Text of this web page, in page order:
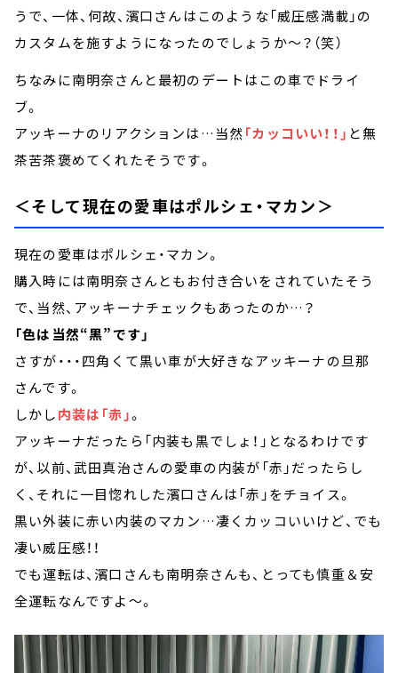
うで、一体、何故、濱口さんはこのような「威圧感満載」の
カスタムを施すようになったのでしょうか～？（笑）
ちなみに南明奈さんと最初のデートはこの車でドライ
ブ。
アッキーナのリアクションは…当然「カッコいい！！」 と無
茶苦茶褒めてくれたそうです。
＜そして現在の愛車はポルシェ・マカン＞
現在の愛車はポルシェ・マカン。
購入時には南明奈さんともお付き合いをされていたそう
で、当然、アッキーナチェックもあったのか…？
「色は当然“黒”です」
さすが・・・四角くて黒い車が大好きなアッキーナの旦那
さんです。
しかし内装は「赤」。
アッキーナだったら「内装も黒でしょ！」となるわけです
が、以前、武田真治さんの愛車の内装が「赤」だったらし
く、それに一目惚れした濱口さんは「赤」をチョイス。
黒い外装に赤い内装のマカン…凄くカッコいいけど、でも
凄い威圧感！！
でも運転は、濱口さんも南明奈さんも、とっても慎重＆安
全運転なんですよ～。